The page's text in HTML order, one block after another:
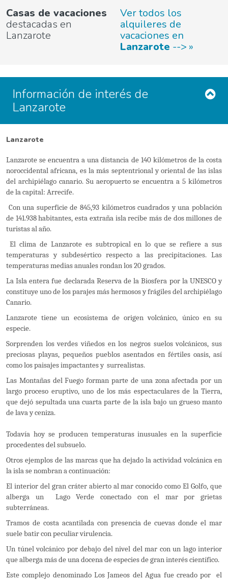
Casas de vacaciones
destacadas en
Lanzarote
Ver todos los
alquileres de
vacaciones en
Lanzarote -->
Información de interés de
Lanzarote
Lanzarote
Lanzarote se encuentra a una distancia de 140 kilómetros de la costa
noroccidental africana, es la más septentrional y oriental de las islas
del archipiélago canario. Su aeropuerto se encuentra a 5 kilómetros
de la capital: Arrecife.
Con una superficie de 845,93 kilómetros cuadrados y una población
de 141.938 habitantes, esta extraña isla recibe más de dos millones de
turistas al año.
El clima de Lanzarote es subtropical en lo que se refiere a sus
temperaturas y subdesértico respecto a las precipitaciones. Las
temperaturas medias anuales rondan los 20 grados.
La Isla entera fue declarada Reserva de la Biosfera por la UNESCO y
constituye uno de los parajes más hermosos y frágiles del archipiélago
Canario.
Lanzarote tiene un ecosistema de origen volcánico, único en su
especie.
Sorprenden los verdes viñedos en los negros suelos volcánicos, sus
preciosas playas, pequeños pueblos asentados en fértiles oasis, así
como los paisajes impactantes y surrealistas.
Las Montañas del Fuego forman parte de una zona afectada por un
largo proceso eruptivo, uno de los más espectaculares de la Tierra,
que dejó sepultada una cuarta parte de la isla bajo un grueso manto
de lava y ceniza.
Todavía hoy se producen temperaturas inusuales en la superficie
procedentes del subsuelo.
Otros ejemplos de las marcas que ha dejado la actividad volcánica en
la isla se nombran a continuación:
El interior del gran cráter abierto al mar conocido como El Golfo, que
alberga un Lago Verde conectado con el mar por grietas
subterráneas.
Tramos de costa acantilada con presencia de cuevas donde el mar
suele batir con peculiar virulencia.
Un túnel volcánico por debajo del nivel del mar con un lago interior
que alberga más de una docena de especies de gran interés científico.
Este complejo denominado Los Jameos del Agua fue creado por el